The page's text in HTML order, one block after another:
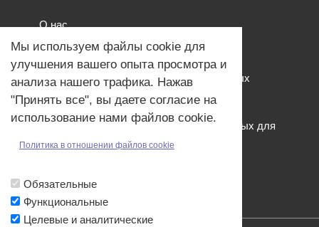
О нас
Наши проекты
Связь с нами
Общая политика обработки персональных
Политика обработки файлов Cookies
Политика обработки персональных данных для
Мы используем файлы cookie для
улучшения вашего опыта просмотра и
анализа нашего трафика. Нажав
"Принять все", вы даете согласие на
использование нами файлов cookie.
Политика в отношении файлов cookie
Обязательные
Функциональные
Целевые и аналитические